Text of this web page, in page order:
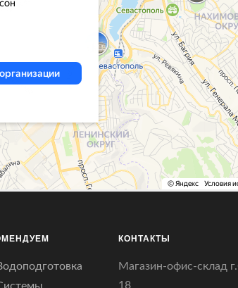
КОНТАКТЫ
Магазин-офис-склад
18